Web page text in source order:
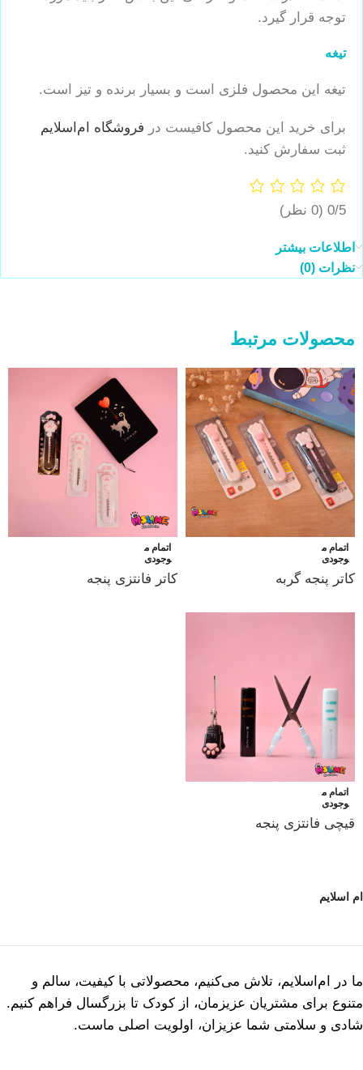
توجه قرار گیرد.
تیغه
تیغه این محصول فلزی است و بسیار برنده و تیز است.
برای خرید این محصول کافیست در فروشگاه ام‌اسلایم
ثبت سفارش کنید.
0/5 (0 نظر)
اطلاعات بیشتر
نظرات (0)
محصولات مرتبط
اتمام م
وجودی
کاتر پنجه گربه
اتمام م
وجودی
کاتر فانتزی پنجه
اتمام م
وجودی
قیچی فانتزی پنجه
ام اسلایم
ما در ام‌اسلایم، تلاش می‌کنیم، محصولاتی با کیفیت، سالم و
متنوع برای مشتریان عزیزمان، از کودک تا بزرگسال فراهم کنیم.
شادی و سلامتی شما عزیزان، اولویت اصلی ماست.